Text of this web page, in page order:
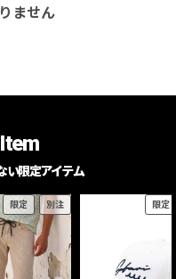
ません
い限定アイテム
限定 別注 限定